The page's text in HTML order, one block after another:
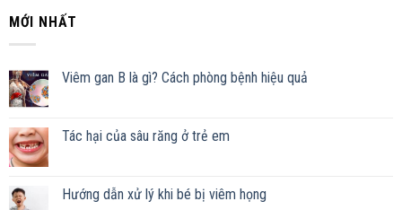
MỚI NHẤT
Viêm gan B là gì? Cách phòng bệnh hiệu quả
Tác hại của sâu răng ở trẻ em
Hướng dẫn xử lý khi bé bị viêm họng